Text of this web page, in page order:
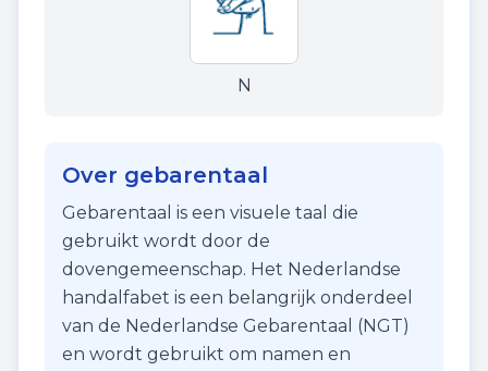
N
Over gebarentaal
Gebarentaal is een visuele taal die
gebruikt wordt door de
dovengemeenschap. Het Nederlandse
handalfabet is een belangrijk onderdeel
van de Nederlandse Gebarentaal (NGT)
en wordt gebruikt om namen en